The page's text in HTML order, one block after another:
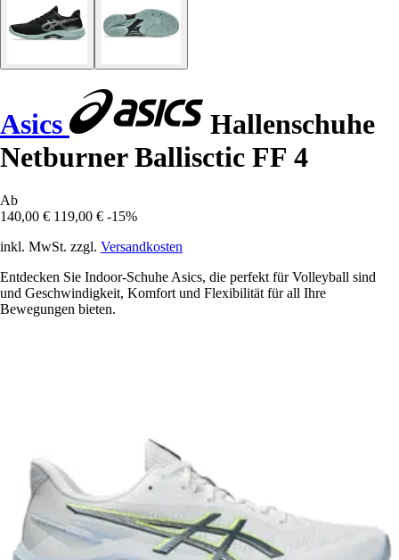
Asics
Hallenschuhe
Netburner Ballisctic FF 4
Ab
140,00 € 119,00 € -15%
inkl. MwSt. zzgl. Versandkosten
Entdecken Sie Indoor-Schuhe Asics, die perfekt für Volleyball sind
und Geschwindigkeit, Komfort und Flexibilität für all Ihre
Bewegungen bieten.